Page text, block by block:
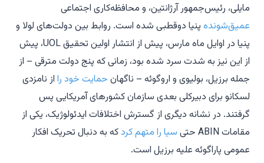
مایلی، رئیس‌جمهور آرژانتین، و محافظه‌کاری اجتماعی
عمیق‌شونده پنیا دوقطبی شده است. روابط بین دولت‌های لولا و
پنیا در اوایل ماه مارس، پیش از انتشار اولین تحقیق UOL، پیش
از این نیز به شدت سرد شده بود، زمانی که پنج دولت مترقی – از
جمله برزیل، بولیوی و اروگوئه – ناگهان حمایت خود را از نامزدی
لسکانو برای دبیرکلی بعدی سازمان کشورهای آمریکایی پس
گرفتند. در نشانه دیگری از گسترش اختلافات ایدئولوژیک، یکی از
مقامات ABIN حتی
سیا را متهم کردکه به دنبال تحریک افکار
عمومی پاراگوئه علیه برزیل است.